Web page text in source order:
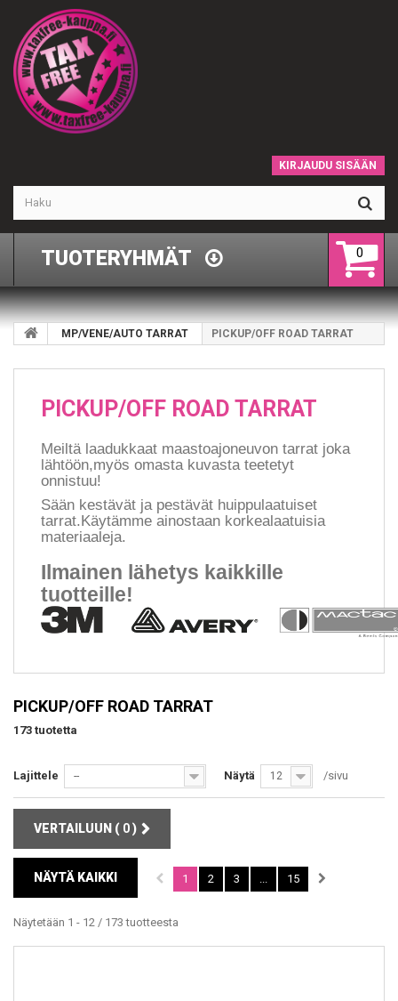
KIRJAUDU SISÄÄN
0
TUOTERYHMÄT
MP/VENE/AUTO TARRAT PICKUP/OFF ROAD TARRAT
PICKUP/OFF ROAD TARRAT
Meiltä laadukkaat maastoajoneuvon tarrat joka
lähtöön,myös omasta kuvasta teetetyt
onnistuu!
Sään kestävät ja pestävät huippulaatuiset
tarrat.Käytämme ainostaan korkealaatuisia
materiaaleja.
Ilmainen lähetys kaikkille
tuotteille!
PICKUP/OFF ROAD TARRAT
173 tuotetta
Lajittele -- Näytä 12 /sivu
VERTAILUUN ( 0)
NÄYTÄ KAIKKI 1 2 3 15
Näytetään 1 - 12 / 173 tuotteesta